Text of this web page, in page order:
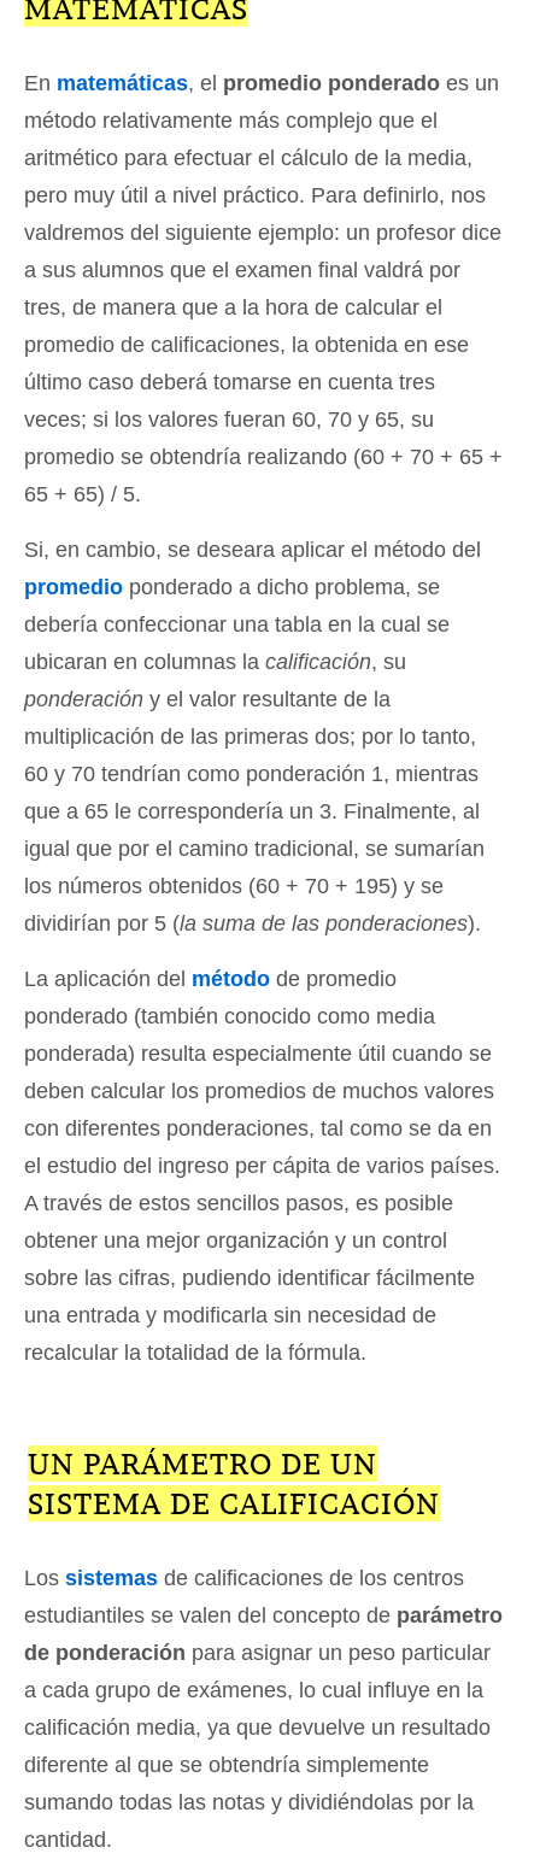
MATEMÁTICAS
En matemáticas, el promedio ponderado es un
método relativamente más complejo que el
aritmético para efectuar el cálculo de la media,
pero muy útil a nivel práctico. Para definirlo, nos
valdremos del siguiente ejemplo: un profesor dice
a sus alumnos que el examen final valdrá por
tres, de manera que a la hora de calcular el
promedio de calificaciones, la obtenida en ese
último caso deberá tomarse en cuenta tres
veces; si los valores fueran 60, 70 y 65, su
promedio se obtendría realizando (60 + 70 + 65 +
65 + 65) / 5.
Si, en cambio, se deseara aplicar el método del
promedio ponderado a dicho problema, se
debería confeccionar una tabla en la cual se
ubicaran en columnas la calificación, su
ponderación y el valor resultante de la
multiplicación de las primeras dos; por lo tanto,
60 y 70 tendrían como ponderación 1, mientras
que a 65 le correspondería un 3. Finalmente, al
igual que por el camino tradicional, se sumarían
los números obtenidos (60 + 70 + 195) y se
dividirían por 5 (la suma de las ponderaciones).
La aplicación del método de promedio
ponderado (también conocido como media
ponderada) resulta especialmente útil cuando se
deben calcular los promedios de muchos valores
con diferentes ponderaciones, tal como se da en
el estudio del ingreso per cápita de varios países.
A través de estos sencillos pasos, es posible
obtener una mejor organización y un control
sobre las cifras, pudiendo identificar fácilmente
una entrada y modificarla sin necesidad de
recalcular la totalidad de la fórmula.
UN PARÁMETRO DE UN
SISTEMA DE CALIFICACIÓN
Los sistemas de calificaciones de los centros
estudiantiles se valen del concepto de parámetro
de ponderación para asignar un peso particular
a cada grupo de exámenes, lo cual influye en la
calificación media, ya que devuelve un resultado
diferente al que se obtendría simplemente
sumando todas las notas y dividiéndolas por la
cantidad.